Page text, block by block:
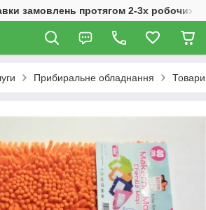
замовлень протягом 2-3х робочих
Прибиральне обладнання